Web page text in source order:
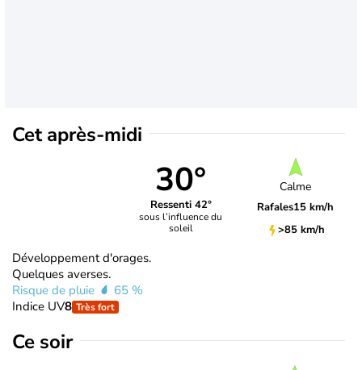
Cet après-midi
30°
Ressenti 42°
sous l’influence du
soleil
Calme
Rafales15 km/h
>85 km/h
Développement d'orages.
Quelques averses.
Risque de pluie
65 %
Indice UV8 Très fort
Ce soir